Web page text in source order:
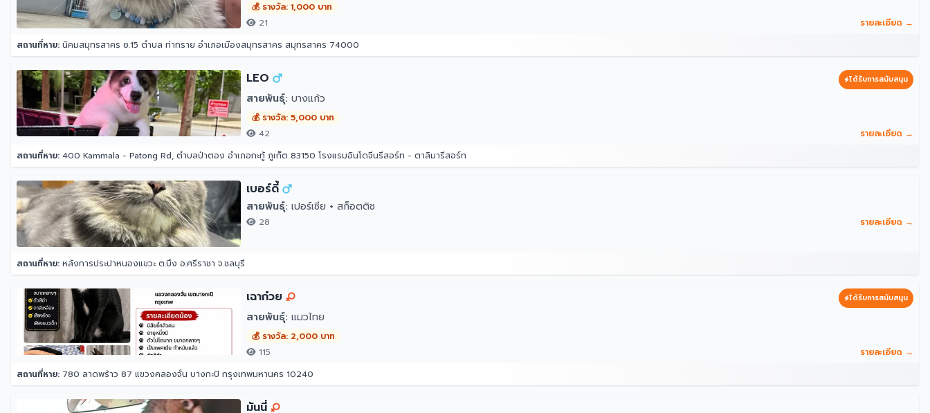
💰 รางวัล: 1,000 บาท
21
รายละเอียด →
สถานที่หาย: นิคมสมุทรสาคร ซ.15 ตำบล ท่าทราย อำเภอเมืองสมุทรสาคร สมุทรสาคร 74000
LEO ได้รับการสนับสนุน
สายพันธุ์: บางแก้ว
💰 รางวัล: 5,000 บาท
42
รายละเอียด →
สถานที่หาย: 400 Kammala - Patong Rd, ตำบลป่าตอง อำเภอกะทู้ ภูเก็ต 83150 โรงแรมอินโดจีนรีสอร์ท - ตาลิมารีสอร์ท
เบอร์ดี้
สายพันธุ์: เปอร์เซีย + สก็อตติช
28 รายละเอียด →
สถานที่หาย: หลังการประปาหนองแขวะ ต.บึง อ.ศรีราชา จ.ชลบุรี
เฉาก๋วย ได้รับการสนับสนุน
สายพันธุ์: แมวไทย
💰 รางวัล: 2,000 บาท
115
รายละเอียด →
สถานที่หาย: 780 ลาดพร้าว 87 แขวงคลองจั่น บางกะปิ กรุงเทพมหานคร 10240
มันนี่